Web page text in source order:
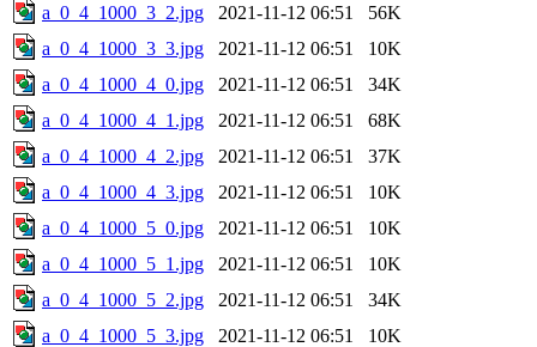
a_0_4_1000_3_2.jpg
2021-11-12 06:51
56K
a_0_4_1000_3_3.jpg
2021-11-12 06:51
10K
a_0_4_1000_4_0.jpg
2021-11-12 06:51
34K
a_0_4_1000_4_1.jpg
2021-11-12 06:51
68K
a_0_4_1000_4_2.jpg
2021-11-12 06:51
37K
a_0_4_1000_4_3.jpg
2021-11-12 06:51
10K
a_0_4_1000_5_0.jpg
2021-11-12 06:51
10K
a_0_4_1000_5_1.jpg
2021-11-12 06:51
10K
a_0_4_1000_5_2.jpg
2021-11-12 06:51
34K
a_0_4_1000_5_3.jpg
2021-11-12 06:51
10K